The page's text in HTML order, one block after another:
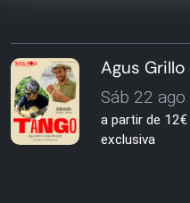
Agus
Sáb 22
a partir de
exclusiva